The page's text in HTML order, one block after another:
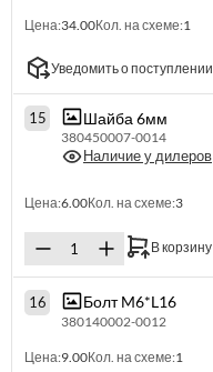
Цена:34.00Кол. на схеме:1
Уведомить о поступлении
15 Шайба 6мм
380450007-0014
Наличие у дилеров
Цена:6.00Кол. на схеме:3
В корзину
16 Болт M6*L16
380140002-0012
Цена:9.00Кол. на схеме:1